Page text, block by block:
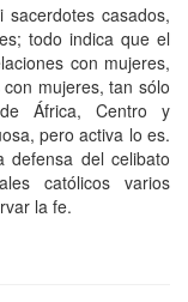
casados,
todo indica que el
con mujeres,
mujeres, tan sólo
África, Centro y
pero activa lo es.
defensa del celibato
católicos varios
la fe.